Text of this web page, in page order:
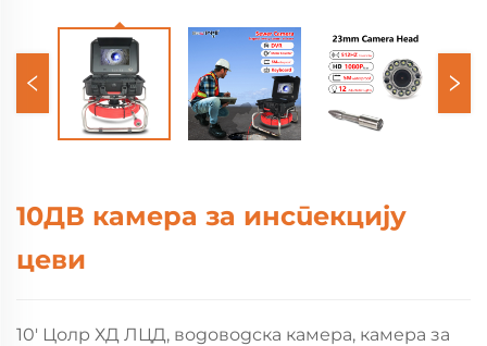
10ДВ камера за инспекцију
цеви
10' Цолр ХД ЛЦД, водоводска камера, камера за